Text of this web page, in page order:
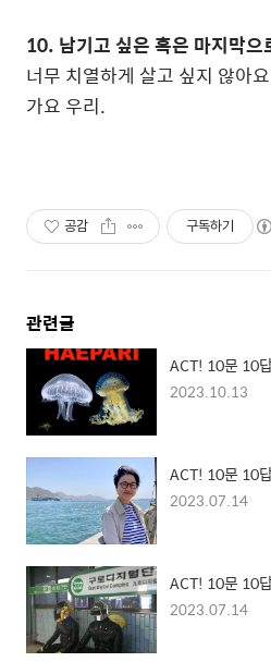
10. 남기고 싶은 혹은 마지막으
너무 치열하게 살고 싶지 않아
가요 우리.
공감 구독하기
관련글
ACT! 10문 10
2023.10.13
ACT! 10문 10
2023.07.14
ACT! 10문 10
2023.07.14